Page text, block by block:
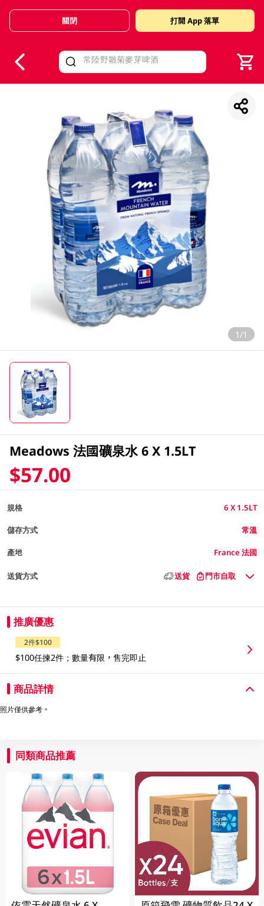
Valid Until 30 June 2026
關閉 打開 App 落單
1/1
Meadows 法國礦泉水 6 X 1.5LT
$57.00
規格 6 X 1.5LT
儲存方式 常溫
產地 France 法國
送貨方式 送貨 門市自取
推廣優惠
2件$100
$100任揀2件；數量有限，售完即止
商品詳情
照片僅供參考。
同類商品推薦